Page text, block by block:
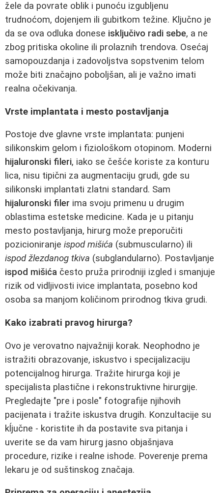
žele da povrate oblik i punoću izgubljenu
trudnoćom, dojenjem ili gubitkom težine. Ključno je
da se ova odluka donese isključivo radi sebe, a ne
zbog pritiska okoline ili prolaznih trendova. Osećaj
samopouzdanja i zadovoljstva sopstvenim telom
može biti značajno poboljšan, ali je važno imati
realna očekivanja.
Vrste implantata i mesto postavljanja
Postoje dve glavne vrste implantata: punjeni
silikonskim gelom i fiziološkom otopinom. Moderni
hijaluronski fileri, iako se češće koriste za konturu
lica, nisu tipični za augmentaciju grudi, gde su
silikonski implantati zlatni standard. Sam
hijaluronski filer ima svoju primenu u drugim
oblastima estetske medicine. Kada je u pitanju
mesto postavljanja, hirurg može preporučiti
pozicioniranje ispod mišića (submuscularno) ili
ispod žlezdanog tkiva (subglandularno). Postavljanje
ispod mišića često pruža prirodniji izgled i smanjuje
rizik od vidljivosti ivice implantata, posebno kod
osoba sa manjom količinom prirodnog tkiva grudi.
Kako izabrati pravog hirurga?
Ovo je verovatno najvažniji korak. Neophodno je
istražiti obrazovanje, iskustvo i specijalizaciju
potencijalnog hirurga. Tražite hirurga koji je
specijalista plastične i rekonstruktivne hirurgije.
Pregledajte "pre i posle" fotografije njihovih
pacijenata i tražite iskustva drugih. Konzultacije su
kĺjučne - koristite ih da postavite sva pitanja i
uverite se da vam hirurg jasno objašnjava
procedure, rizike i realne ishode. Poverenje prema
lekaru je od suštinskog značaja.